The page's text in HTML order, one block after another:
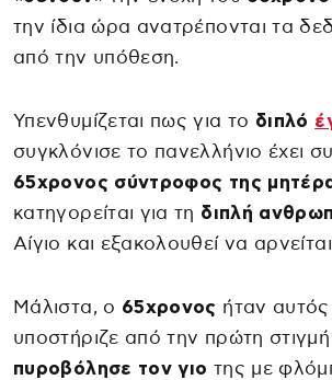
την ίδια ώρα ανατρέπονται τα
από την υπόθεση.
Υπενθυμίζεται πως για το διπλό
συγκλόνισε το πανελλήνιο έχει
65χρονος σύντροφος της
κατηγορείται για τη διπλή
Αίγιο και εξακολουθεί να
Μάλιστα, ο 65χρονος ήταν
υποστήριζε από την πρώτη στιγμή
πυροβόλησε τον γιο της με